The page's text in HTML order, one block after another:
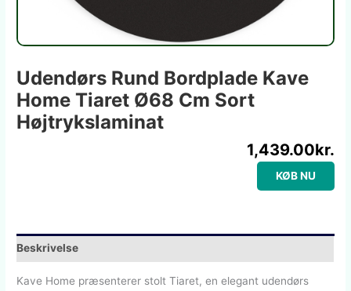
Udendørs Rund Bordplade Kave
Home Tiaret Ø68 Cm Sort
Højtrykslaminat
1,439.00kr.
KØB NU
Beskrivelse
Kave Home præsenterer stolt Tiaret, en elegant udendørs